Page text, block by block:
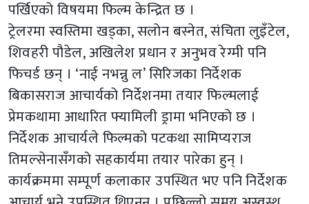
पर्खिएको विषयमा फिल्म केन्द्रित छ ।
ट्रेलरमा स्वस्तिमा खड्का, सलोन बस्नेत, संचिता लुइँटेल,
शिवहरी पौडेल, अखिलेश प्रधान र अनुभव रेग्मी पनि
फिचर्ड छन् । ‘नाई नभन्नु ल’ सिरिजका निर्देशक
बिकासराज आचार्यको निर्देशनमा तयार फिल्मलाई
प्रेमकथामा आधारित फ्यामिली ड्रामा भनिएको छ ।
निर्देशक आचार्यले फिल्मको पटकथा सामिप्यराज
तिमल्सेनासँगको सहकार्यमा तयार पारेका हुन् ।
कार्यक्रममा सम्पूर्ण कलाकार उपस्थित भए पनि निर्देशक